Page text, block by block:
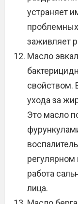
устраняет
заживляет
Масло
свойством.
ухода за
Это масло
работа
лица.